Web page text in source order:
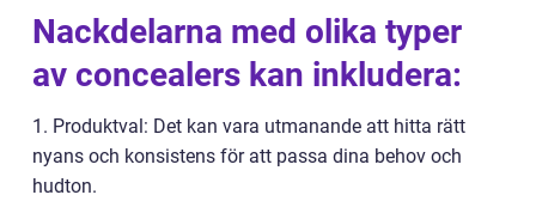
Nackdelarna med olika typer
av concealers kan inkludera:
1. Produktval: Det kan vara utmanande att hitta rätt
nyans och konsistens för att passa dina behov och
hudton.